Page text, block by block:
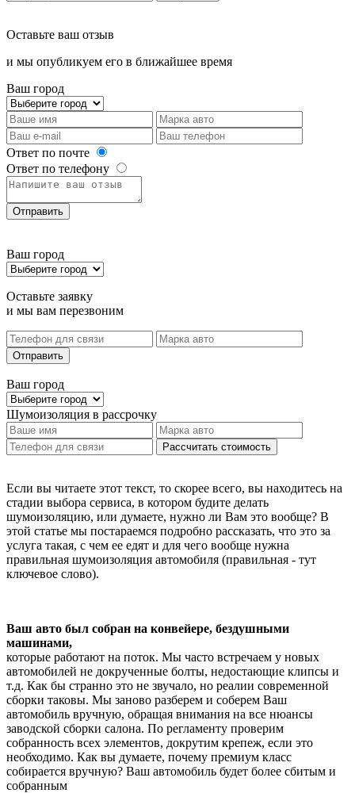
Оставьте ваш отзыв
и мы опубликуем его в ближайшее время
Ваш город
Ответ по почте
Ответ по телефону
Отправить
Ваш город
Оставьте заявку
и мы вам перезвоним
Отправить
Ваш город
Шумоизоляция в рассрочку
Рассчитать стоимость
Если вы читаете этот текст, то скорее всего, вы находитесь на
стадии выбора сервиса, в котором будите делать
шумоизоляцию, или думаете, нужно ли Вам это вообще? В
этой статье мы постараемся подробно рассказать, что это за
услуга такая, с чем ее едят и для чего вообще нужна
правильная шумоизоляция автомобиля (правильная - тут
ключевое слово).
Ваш авто был собран на конвейере, бездушными
машинами,
которые работают на поток. Мы часто встречаем у новых
автомобилей не докрученные болты, недостающие клипсы и
т.д. Как бы странно это не звучало, но реалии современной
сборки таковы. Мы заново разберем и соберем Ваш
автомобиль вручную, обращая внимания на все нюансы
заводской сборки салона. По регламенту проверим
собранность всех элементов, докрутим крепеж, если это
необходимо. Как вы думаете, почему премиум класс
собирается вручную? Ваш автомобиль будет более сбитым и
собранным